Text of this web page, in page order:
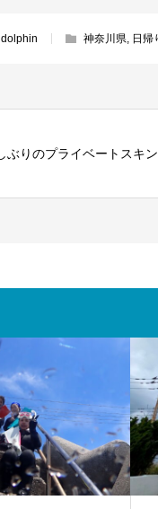
dolphin 神奈川県, 日帰
ぶりのプライベートスキン